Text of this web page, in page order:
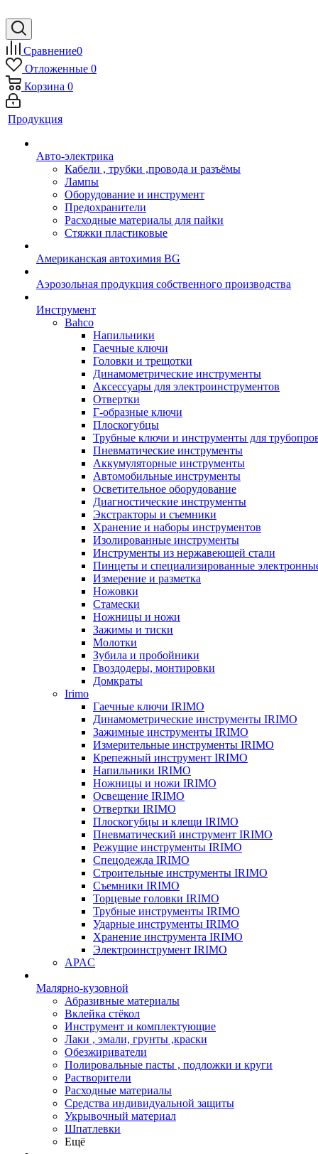
Сравнение0
Отложенные 0
Корзина 0
Продукция
Авто-электрика
Кабели , трубки ,провода и разъёмы
Лампы
Оборудование и инструмент
Предохранители
Расходные материалы для пайки
Стяжки пластиковые
Американская автохимия BG
Аэрозольная продукция собственного производства
Инструмент
Bahco
Напильники
Гаечные ключи
Головки и трещотки
Динамометрические инструменты
Аксессуары для электроинструментов
Отвертки
Г-образные ключи
Плоскогубцы
Трубные ключи и инструменты для
Пневматические инструменты
Аккумуляторные инструменты
Автомобильные инструменты
Осветительное оборудование
Диагностические инструменты
Экстракторы и съемники
Хранение и наборы инструментов
Изолированные инструменты
Инструменты из нержавеющей стали
Пинцеты и специализированные
Измерение и разметка
Ножовки
Стамески
Ножницы и ножи
Зажимы и тиски
Молотки
Зубила и пробойники
Гвоздодеры, монтировки
Домкраты
Irimo
Гаечные ключи IRIMO
Динамометрические инструменты IRIMO
Зажимные инструменты IRIMO
Измерительные инструменты IRIMO
Крепежный инструмент IRIMO
Напильники IRIMO
Ножницы и ножи IRIMO
Освещение IRIMO
Отвертки IRIMO
Плоскогубцы и клещи IRIMO
Пневматический инструмент IRIMO
Режущие инструменты IRIMO
Спецодежда IRIMO
Строительные инструменты IRIMO
Съемники IRIMO
Торцевые головки IRIMO
Трубные инструменты IRIMO
Ударные инструменты IRIMO
Хранение инструмента IRIMO
Электроинструмент IRIMO
APAC
Малярно-кузовной
Абразивные материалы
Вклейка стёкол
Инструмент и комплектующие
Лаки , эмали, грунты ,краски
Обезжириватели
Полировальные пасты , подложки и круги
Растворители
Расходные материалы
Средства индивидуальной защиты
Укрывочный материал
Шпатлевки
Ещё